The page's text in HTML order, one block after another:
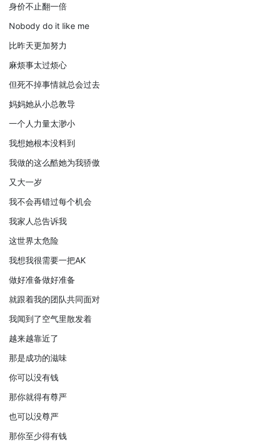
身价不止翻一倍
Nobody do it like me
比昨天更加努力
麻烦事太过烦心
但死不掉事情就总会过去
妈妈她从小总教导
一个人力量太渺小
我想她根本没料到
我做的这么酷她为我骄傲
又大一岁
我不会再错过每个机会
我家人总告诉我
这世界太危险
我想我很需要一把AK
做好准备做好准备
就跟着我的团队共同面对
我闻到了空气里散发着
越来越靠近了
那是成功的滋味
你可以没有钱
那你就得有尊严
也可以没尊严
那你至少得有钱